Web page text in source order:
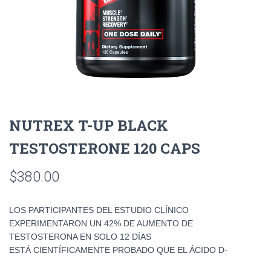
NUTREX T-UP BLACK
TESTOSTERONE 120 CAPS
$380.00
LOS PARTICIPANTES DEL ESTUDIO CLÍNICO
EXPERIMENTARON UN 42% DE AUMENTO DE
TESTOSTERONA EN SOLO 12 DÍAS
ESTÁ CIENTÍFICAMENTE PROBADO QUE EL ÁCIDO D-